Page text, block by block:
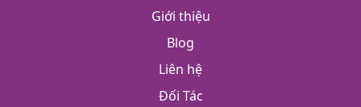
Giới thiệu
Blog
Liên hệ
Đối Tác